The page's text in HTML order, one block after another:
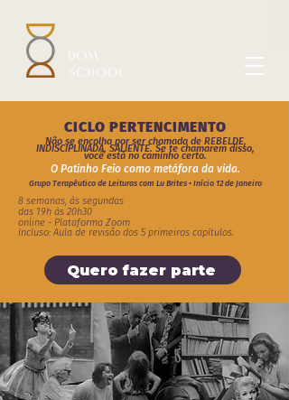
CICLO PERTENCIMENTO
Não se encolha por ser chamada de REBELDE,
INDISCIPLINADA, SALIENTE. Se te chamarem disso,
você está no caminho certo.
O Patinho Feio como metáfora da vida.
Grupo Terapêutico de Leituras com Lu Brites • Início 12 de Janeiro
8 semanas, às segundas
das 19h às 20h30
online - Plataforma Zoom
Incluso: Aula de revisão dos 5 primeiros capítulos.
Quero fazer parte